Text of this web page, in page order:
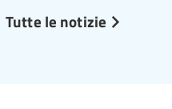
Tutte le notizie